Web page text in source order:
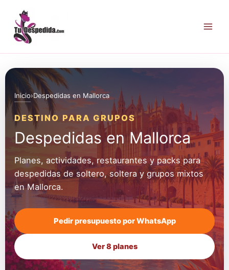
contenido
Inicio›Despedidas en Mallorca
DESTINO PARA GRUPOS
Despedidas en Mallorca
Planes, actividades, restaurantes y packs para
despedidas de soltero, soltera y grupos mixtos
en Mallorca.
Pedir presupuesto por WhatsApp
Ver 8 planes